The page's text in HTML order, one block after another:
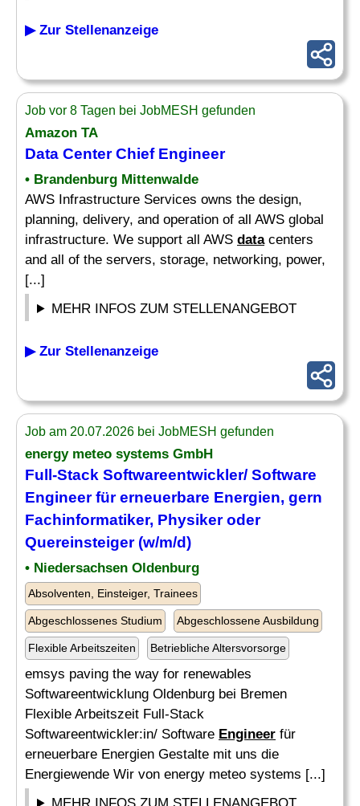
▶ Zur Stellenanzeige
Job vor 8 Tagen bei JobMESH gefunden
Amazon TA
Data Center Chief Engineer
• Brandenburg Mittenwalde
AWS Infrastructure Services owns the design,
planning, delivery, and operation of all AWS global
infrastructure. We support all AWS datacenters
and all of the servers, storage, networking, power,
[...]
MEHR INFOS ZUM STELLENANGEBOT
▶ Zur Stellenanzeige
Job am 20.07.2026 bei JobMESH gefunden
energy meteo systems GmbH
Full-Stack Softwareentwickler/ Software
Engineerfür erneuerbare Energien, gern
Fachinformatiker, Physiker oder
Quereinsteiger (w/m/d)
• Niedersachsen Oldenburg
Absolventen, Einsteiger, Trainees
Abgeschlossenes Studium Abgeschlossene Ausbildung
Flexible Arbeitszeiten Betriebliche Altersvorsorge
emsys paving the way for renewables
Softwareentwicklung Oldenburg bei Bremen
Flexible Arbeitszeit Full-Stack
Softwareentwickler:in/ Software Engineer für
erneuerbare Energien Gestalte mit uns die
Energiewende Wir von energy meteo systems [...]